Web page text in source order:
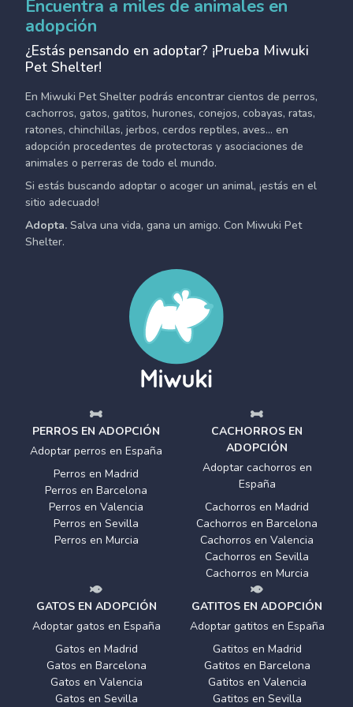
Encuentra a miles de animales en
adopción
¿Estás pensando en adoptar? ¡Prueba Miwuki
Pet Shelter!
En Miwuki Pet Shelter podrás encontrar cientos de perros,
cachorros, gatos, gatitos, hurones, conejos, cobayas, ratas,
ratones, chinchillas, jerbos, cerdos reptiles, aves... en
adopción procedentes de protectoras y asociaciones de
animales o perreras de todo el mundo.
Si estás buscando adoptar o acoger un animal, ¡estás en el
sitio adecuado!
Adopta. Salva una vida, gana un amigo. Con Miwuki Pet
Shelter.
PERROS EN ADOPCIÓN
Adoptar perros en España
Perros en Madrid
Perros en Barcelona
Perros en Valencia
Perros en Sevilla
Perros en Murcia
CACHORROS EN
ADOPCIÓN
Adoptar cachorros en
España
Cachorros en Madrid
Cachorros en Barcelona
Cachorros en Valencia
Cachorros en Sevilla
Cachorros en Murcia
GATOS EN ADOPCIÓN
Adoptar gatos en España
Gatos en Madrid
Gatos en Barcelona
Gatos en Valencia
Gatos en Sevilla
GATITOS EN ADOPCIÓN
Adoptar gatitos en España
Gatitos en Madrid
Gatitos en Barcelona
Gatitos en Valencia
Gatitos en Sevilla